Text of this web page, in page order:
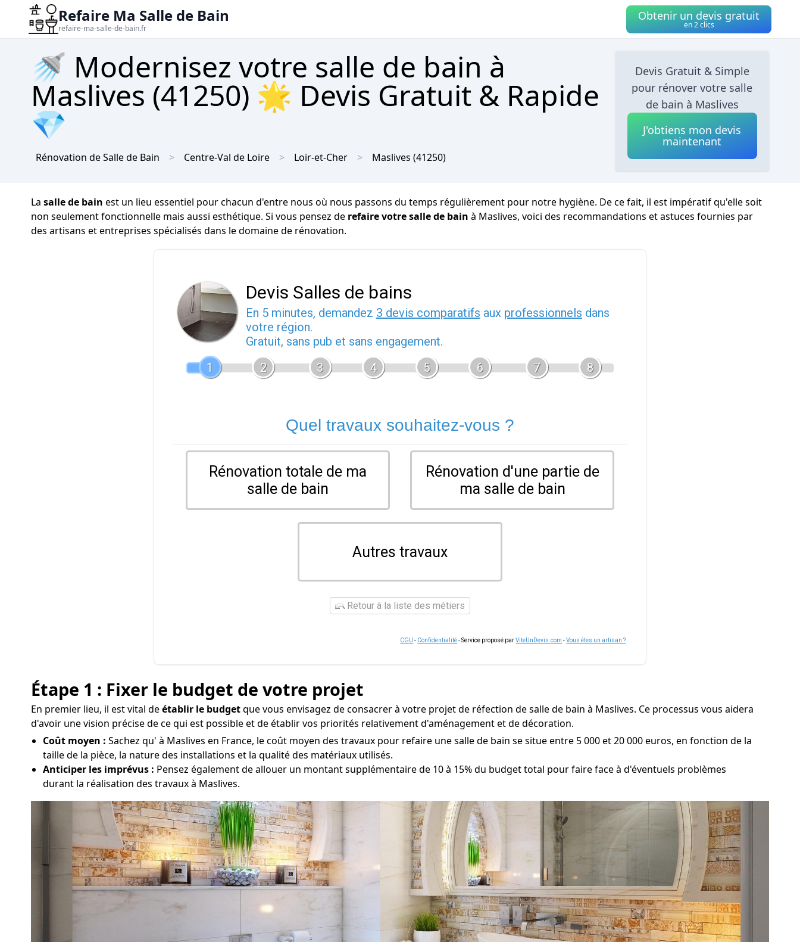
Refaire Ma Salle de Bain
refaire-ma-salle-de-bain.fr
Obtenir un devis gratuit
en 2 clics
🚿 Modernisez votre salle de bain à
Maslives (41250) 🌟 Devis Gratuit & Rapide
💎
Rénovation de Salle de Bain Centre-Val de Loire Loir-et-Cher Maslives (41250)
Devis Gratuit & Simple
pour rénover votre salle
de bain à Maslives
J'obtiens mon devis
maintenant
La salle de bain est un lieu essentiel pour chacun d'entre nous où nous passons du temps régulièrement pour notre hygiène. De ce fait, il est impératif qu'elle soit
non seulement fonctionnelle mais aussi esthétique. Si vous pensez de refaire votre salle de bain à Maslives, voici des recommandations et astuces fournies par
des artisans et entreprises spécialisés dans le domaine de rénovation.
Devis Salles de bains
En 5 minutes, demandez 3 devis comparatifs aux professionnels dans
votre région.
Gratuit, sans pub et sans engagement.
1
2 3 4 5 6 7 8
Quel travaux souhaitez-vous ?
Rénovation totale de ma
salle de bain
Rénovation d'une partie de
ma salle de bain
Autres travaux
Retour à la liste des métiers
CGU - Confidentialité- Service proposé parViteUnDevis.com -Vous êtes un artisan ?
Étape 1 : Fixer le budget de votre projet
En premier lieu, il est vital deétablir le budgetque vous envisagez de consacrer à votre projet de réfection de salle de bain à Maslives. Ce processus vous aidera
d'avoir une vision précise de ce qui est possible et de établir vos priorités relativement d'aménagement et de décoration.
Coût moyen : Sachez qu' à Maslives en France, le coût moyen des travaux pour refaire une salle de bain se situe entre 5 000 et 20 000 euros, en fonction de la
taille de la pièce, la nature des installations et la qualité des matériaux utilisés.
Anticiper les imprévus : Pensez également de allouer un montant supplémentaire de 10 à 15% du budget total pour faire face à d'éventuels problèmes
durant la réalisation des travaux à Maslives.